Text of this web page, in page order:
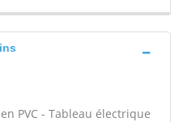
PVC - Tableau électrique